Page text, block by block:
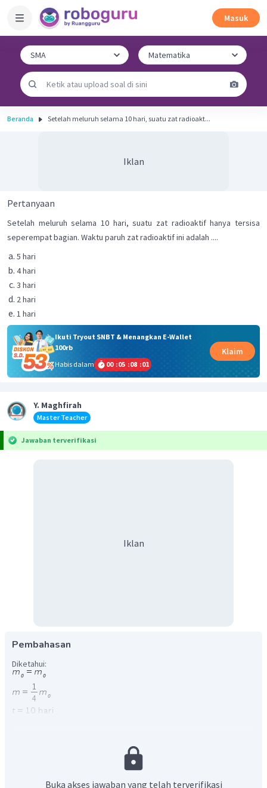
Masuk
Beranda Setelah meluruh selama 10 hari, suatu zat radioakt...
Iklan
Pertanyaan
Setelah meluruh selama 10 hari, suatu zat radioaktif hanya tersisa
seperempat bagian. Waktu paruh zat radioaktif ini adalah ....
5 hari
4 hari
3 hari
2 hari
1 hari
Ikuti Tryout SNBT & Menangkan E-Wallet
100rb
Habis dalam
00 :05 :08 :00
Klaim
Y. Maghfirah
Master Teacher
Jawaban terverifikasi
Iklan
Pembahasan
Diketahui:
Buka akses jawaban yang telah terverifikasi